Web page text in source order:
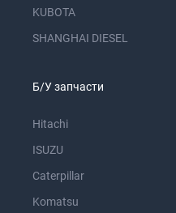
KUBOTA
SHANGHAI DIESEL
Б/У запчасти
Hitachi
ISUZU
Caterpillar
Komatsu